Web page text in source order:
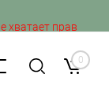
хватает прав
0